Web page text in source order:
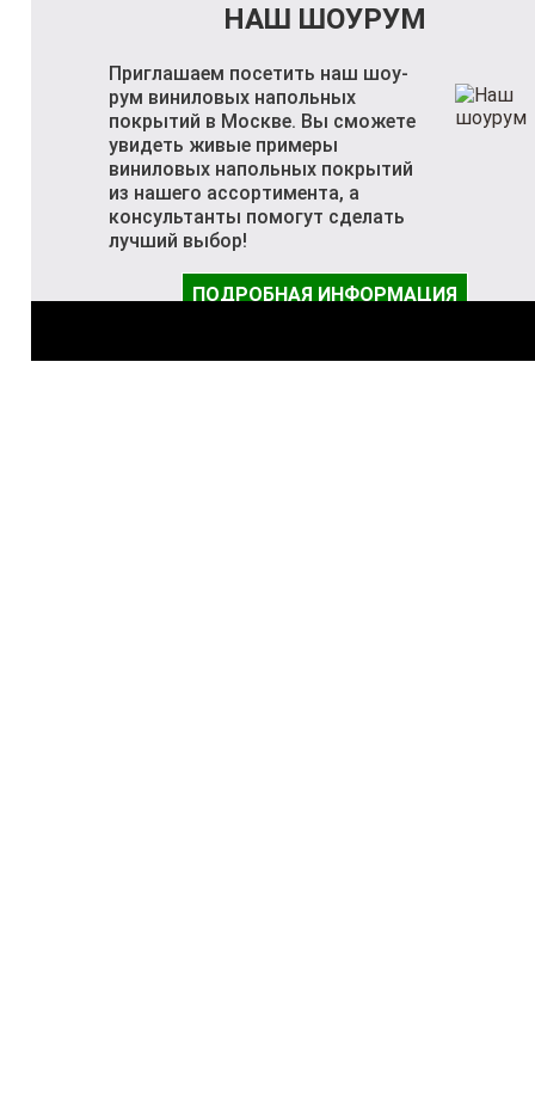
НАШ ШОУРУМ
Приглашаем посетить наш шоу-
рум виниловых напольных
покрытий в Москве. Вы сможете
увидеть живые примеры
виниловых напольных покрытий
из нашего ассортимента, а
консультанты помогут сделать
лучший выбор!
ПОДРОБНАЯ ИНФОРМАЦИЯ